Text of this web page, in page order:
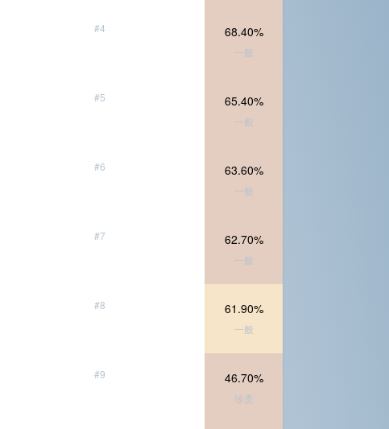
#4 68.40%
一般
#5 65.40%
一般
#6 63.60%
一般
#7 62.70%
一般
#8 61.90%
一般
#9 46.70%
珍贵